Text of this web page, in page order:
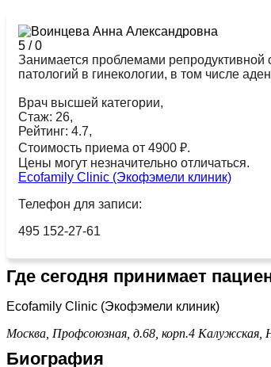
5 /0
Занимается проблемами репродуктивной
патологий в гинекологии, в том числе
Врач высшей категории,
Стаж: 26,
Рейтинг: 4.7,
Стоимость приема от 4900 ₽.
Цены могут незначительно отличаться.
Ecofamily Clinic (Экофэмели клиник)
Телефон для записи:
495 152-27-61
Где сегодня принимает
Ecofamily Clinic (Экофэмели клиник)
Москва, Профсоюзная, д.68, корп.4 Калужская,
Биография